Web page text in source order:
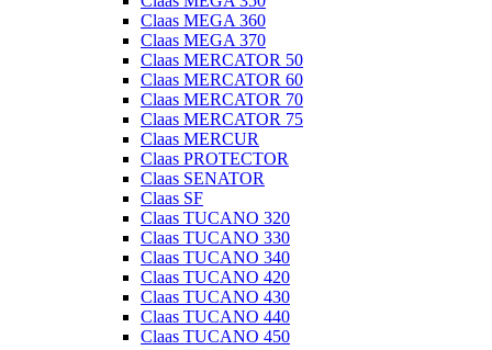
Claas MEGA 360
Claas MEGA 370
Claas MERCATOR 50
Claas MERCATOR 60
Claas MERCATOR 70
Claas MERCATOR 75
Claas MERCUR
Claas PROTECTOR
Claas SENATOR
Claas SF
Claas TUCANO 320
Claas TUCANO 330
Claas TUCANO 340
Claas TUCANO 420
Claas TUCANO 430
Claas TUCANO 440
Claas TUCANO 450